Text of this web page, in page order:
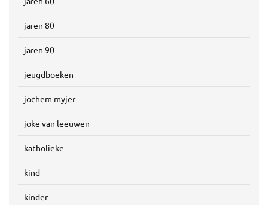
jaren 80
jaren 90
jeugdboeken
jochem myjer
joke van leeuwen
katholieke
kind
kinder